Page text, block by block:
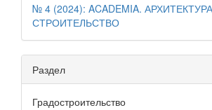
№ 4 (2024): ACADEMIA.
СТРОИТЕЛЬСТВО
Раздел
Градостроительство